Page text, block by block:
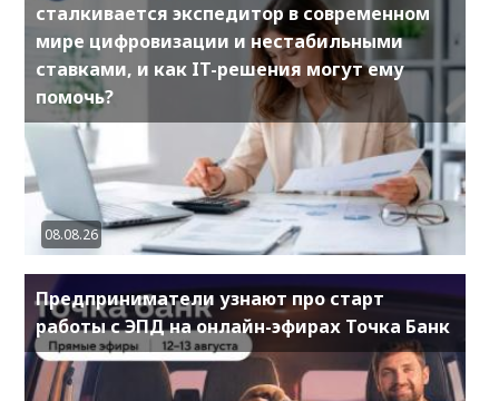
сталкивается экспедитор в современном
мире цифровизации и нестабильными
ставками, и как IT-решения могут ему
помочь?
08.08.26
Предприниматели узнают про старт
работы с ЭПД на онлайн-эфирах Точка Банк